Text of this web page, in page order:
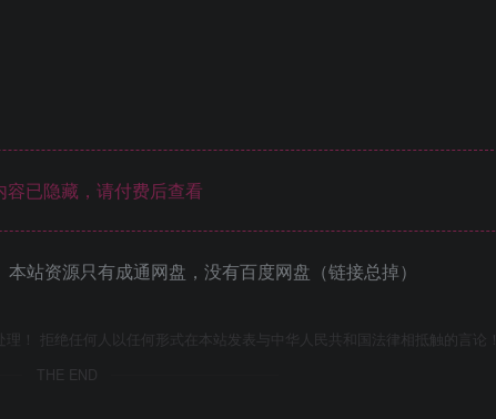
容已隐藏，请付费后查看
站资源只有成通网盘，没有百度网盘（链接总掉）
！ 拒绝任何人以任何形式在本站发表与中华人民共和国法律相抵触的言论
THE END